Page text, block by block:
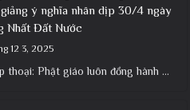
ý nghĩa nhân dịp 30/4 ngày
Nhất Đất Nước
12 3, 2025
+ Pháp thoại: Phật giáo luôn đồng hành cùng Dân tộc – Bài giảng ý nghĩa nhân dịp 30/4 ngày